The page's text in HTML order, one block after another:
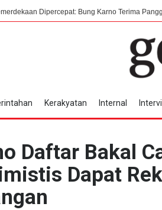
Bung Karno Terima Panggilan Mendadak ke
Kerakyatan Internal
Daftar Bakal
Dapat